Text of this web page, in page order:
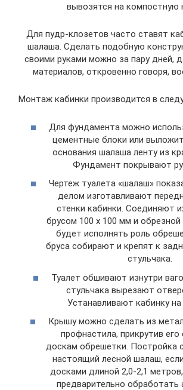
вывозятся на компостную
Для пудр-клозетов часто ставят
шалаша. Сделать подобную
своими руками можно за пару дней,
материалов, откровенно говоря,
Монтаж кабинки производится в
Для фундамента можно
цементные блоки или
основания шалаша ленту из
Фундамент покрывают
Чертеж туалета «шалаш»
делом изготавливают
стенки кабинки. Соединяют
брусом 100 х 100 мм и
будет исполнять роль
бруса собирают и крепят к
стульчака.
Туалет обшивают изнутри
стульчака вырезают
Устанавливают кабинку
Крышу можно сделать из
профнастила, прикрутив
доскам обрешетки. Постройка
настоящий лесной шалаш,
досками длиной 2,0-2,1
предварительно обработать